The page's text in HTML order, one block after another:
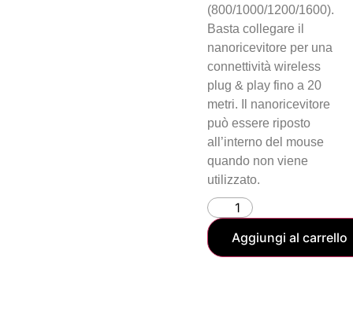
(800/1000/1200/1600).
Basta collegare il
nanoricevitore per una
connettività wireless
plug & play fino a 20
metri. Il nanoricevitore
può essere riposto
all’interno del mouse
quando non viene
utilizzato.
Aggiungi al carrello